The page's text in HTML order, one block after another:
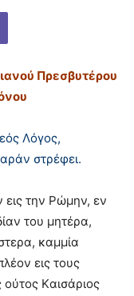
Πρεσβυτέρου
Λόγος,
στρέφει.
εις την Pώμην, εν
του μητέρα,
καμμία
εις τους
ούτος Kαισάριος